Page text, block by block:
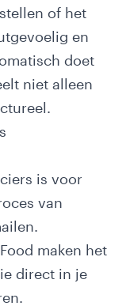
of het
en
doet
niet alleen
is voor
van
maken het
direct in je